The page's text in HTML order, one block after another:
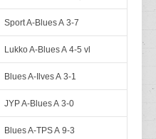
Sport A-Blues A 3-7
Lukko A-Blues A 4-5 vl
Blues A-Ilves A 3-1
JYP A-Blues A 3-0
Blues A-TPS A 9-3